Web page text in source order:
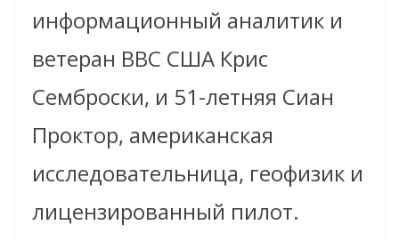
информационный аналитик и
ветеран ВВС США Крис
Семброски, и 51-летняя Сиан
Проктор, американская
исследовательница, геофизик и
лицензированный пилот.